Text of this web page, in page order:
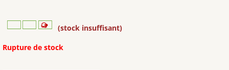
(stock insuffisant)
Rupture de stock